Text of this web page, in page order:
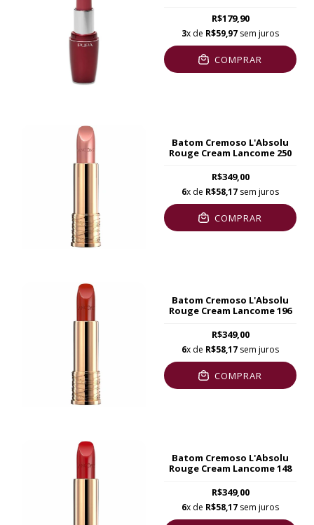
R$179,90
3x de R$59,97 sem juros
COMPRAR
Batom Cremoso L'Absolu
Rouge Cream Lancome 250
R$349,00
6x de R$58,17 sem juros
COMPRAR
Batom Cremoso L'Absolu
Rouge Cream Lancome 196
R$349,00
6x de R$58,17 sem juros
COMPRAR
Batom Cremoso L'Absolu
Rouge Cream Lancome 148
R$349,00
6x de R$58,17 sem juros